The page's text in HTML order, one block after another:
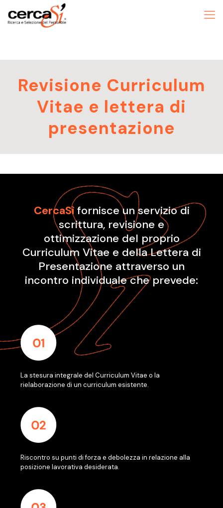
Revisione Curriculum
Vitae e lettera di
presentazione
CercaSì fornisce un servizio di
scrittura, revisione e
ottimizzazione del proprio
Curriculum Vitae e della Lettera di
Presentazione attraverso un
incontro individuale che prevede:
La stesura integrale del Curriculum Vitae o la
rielaborazione di un curriculum esistente.
Riscontro su punti di forza e debolezza in relazione alla
posizione lavorativa desiderata.